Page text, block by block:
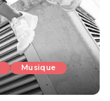
Musique